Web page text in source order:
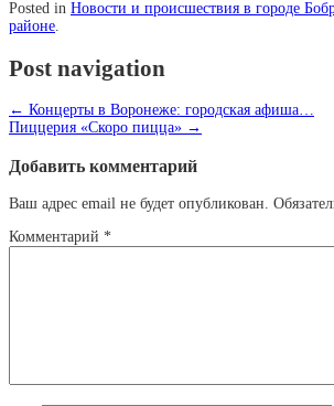
Posted in Новости и происшествия в городе
районе.
Post navigation
← Концерты в Воронеже: городская афиша…
Пиццерия «Скоро пицца» →
Добавить комментарий
Ваш адрес email не будет опубликован.
Комментарий *